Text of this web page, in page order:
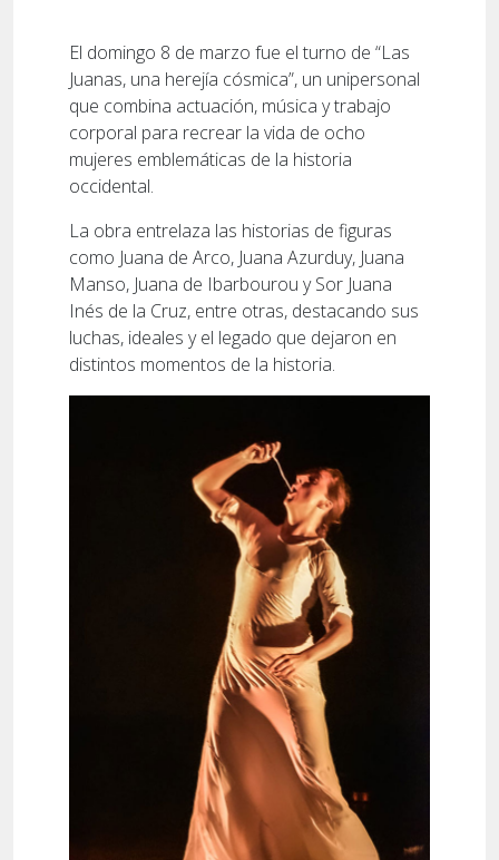
El domingo 8 de marzo fue el turno de “Las
Juanas, una herejía cósmica”, un unipersonal
que combina actuación, música y trabajo
corporal para recrear la vida de ocho
mujeres emblemáticas de la historia
occidental.
La obra entrelaza las historias de figuras
como Juana de Arco, Juana Azurduy, Juana
Manso, Juana de Ibarbourou y Sor Juana
Inés de la Cruz, entre otras, destacando sus
luchas, ideales y el legado que dejaron en
distintos momentos de la historia.